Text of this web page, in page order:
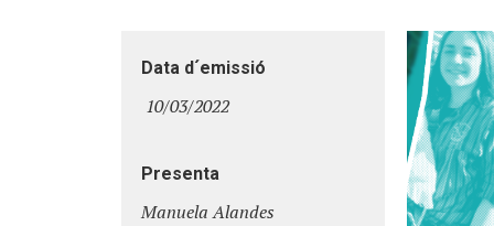
Hit enter to search or ESC to close
Data d´emissió
10/03/2022
Presenta
Manuela Alandes